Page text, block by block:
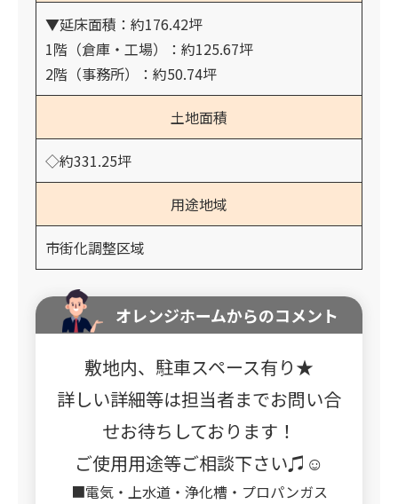
▼延床面積：約176.42坪
1階（倉庫・工場）：約125.67坪
2階（事務所）：約50.74坪
土地面積
◇約331.25坪
用途地域
市街化調整区域
オレンジホームからのコメント
敷地内、駐車スペース有り★
詳しい詳細等は担当者までお問い合
せお待ちしております！
ご使用用途等ご相談下さい♫☺
■電気・上水道・浄化槽・プロパンガス